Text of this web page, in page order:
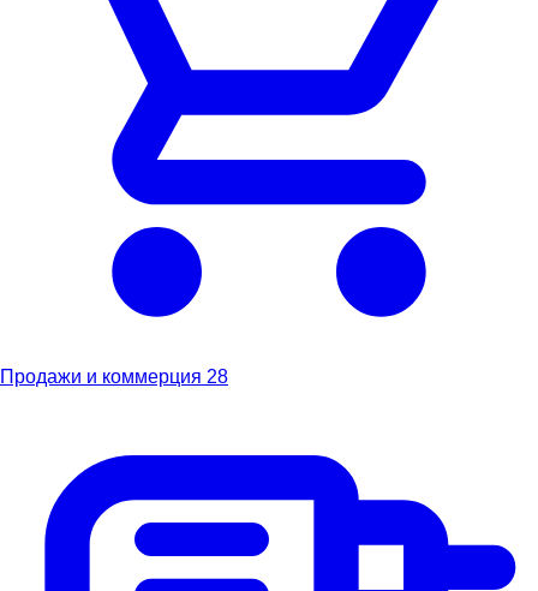
Продажи и коммерция 28